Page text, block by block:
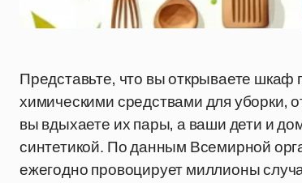
Представьте, что вы открываете шкаф
химическими средствами для уборки,
вы вдыхаете их пары, а ваши дети и
синтетикой. По данным Всемирной
ежегодно провоцирует миллионы